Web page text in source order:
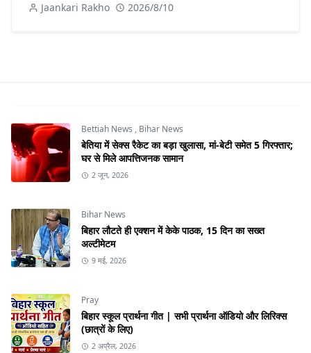
Jaankari Rakho 2026/8/10
Bettiah News , Bihar News
बेतिया में सेक्स रैकेट का बड़ा खुलासा, मां-बेटी समेत 5 गिरफ्तार;
घर से मिले आपत्तिजनक सामान
2 जून, 2026
Bihar News
बिहार लौटते ही एक्शन में केके पाठक, 15 दिन का सख्त
अल्टीमेटम
9 मई, 2026
Pray
बिहार स्कूल प्रार्थना गीत | सभी प्रार्थना ऑडियो और लिरिक्स
(छात्रों के लिए)
2 अप्रैल, 2026